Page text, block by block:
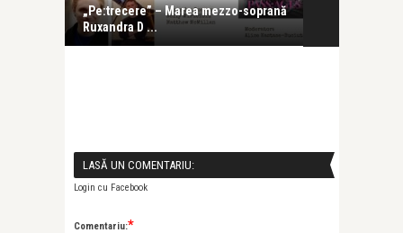
„Pe:trecere” – Marea mezzo-soprană
Ruxandra D ...
LASĂ UN COMENTARIU:
Login cu Facebook
Comentariu:*